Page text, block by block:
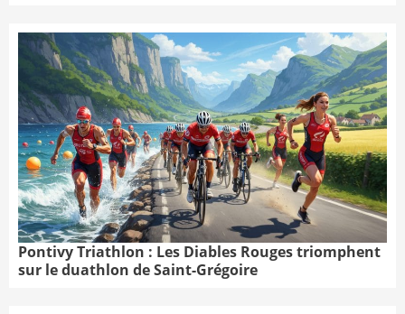
Pontivy Triathlon : Les Diables Rouges triomphent
sur le duathlon de Saint-Grégoire